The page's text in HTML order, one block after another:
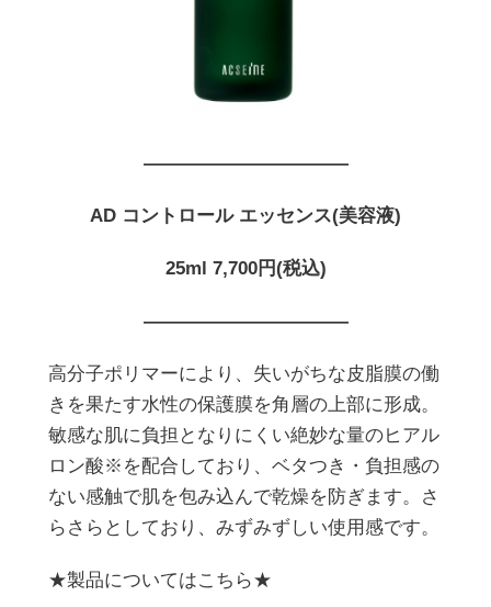
———————————
AD コントロール エッセンス(美容液)
25ml 7,700円(税込)
———————————
高分子ポリマーにより、失いがちな皮脂膜の働
きを果たす水性の保護膜を角層の上部に形成。
敏感な肌に負担となりにくい絶妙な量のヒアル
ロン酸※を配合しており、ベタつき・負担感の
ない感触で肌を包み込んで乾燥を防ぎます。さ
らさらとしており、みずみずしい使用感です。
★製品についてはこちら★